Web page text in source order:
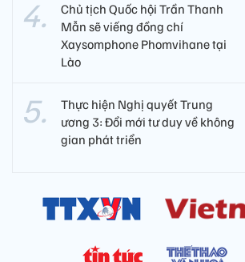
Chủ tịch Quốc hội Trần Thanh
Mẫn sẽ viếng đồng chí
Xaysomphone Phomvihane tại
Lào
Thực hiện Nghị quyết Trung
ương 3: Đổi mới tư duy về không
gian phát triển